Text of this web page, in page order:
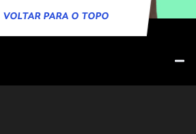
VOLTAR PARA O TOPO